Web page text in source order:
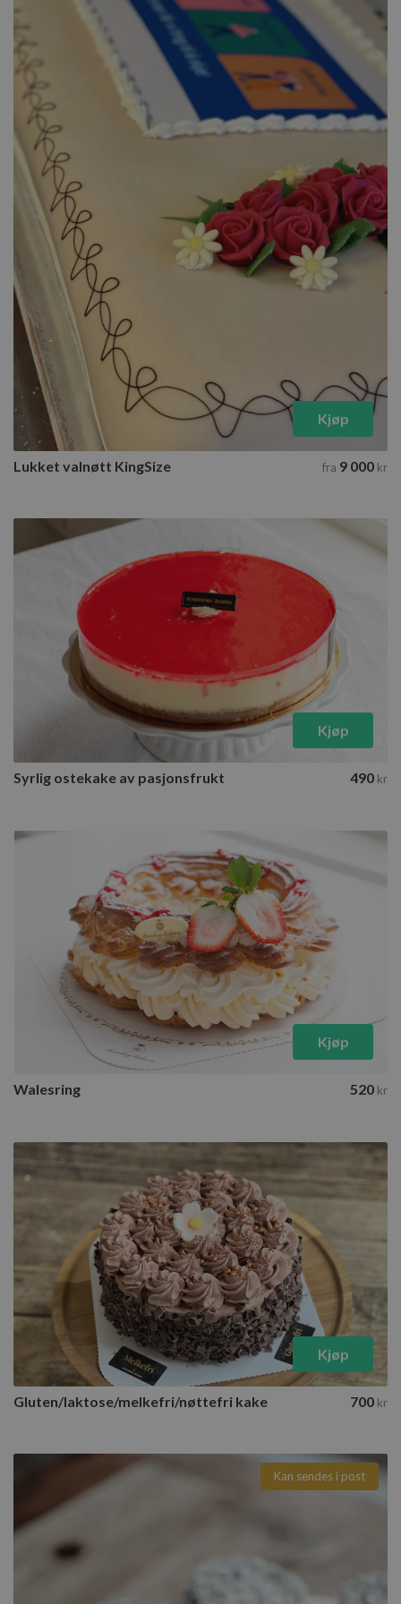
Kjøp
Lukket valnøtt KingSize fra 9 000 kr
Kjøp
Syrlig ostekake av pasjonsfrukt 490 kr
Kjøp
Walesring 520 kr
Kjøp
Gluten/laktose/melkefri/nøttefri kake 700 kr
Kan sendes i post
cie-session-api-key
Navn
_ga_MPSGJSVYG9
_ga_9FZCY2D6QZ
Navn Forsørger /Domene
Utløpsdato
elfsight_viewed_recently
Elfsight
core.service.elfsight.com
10
sekunder
_cfuvid .elfsight.com Sesjon